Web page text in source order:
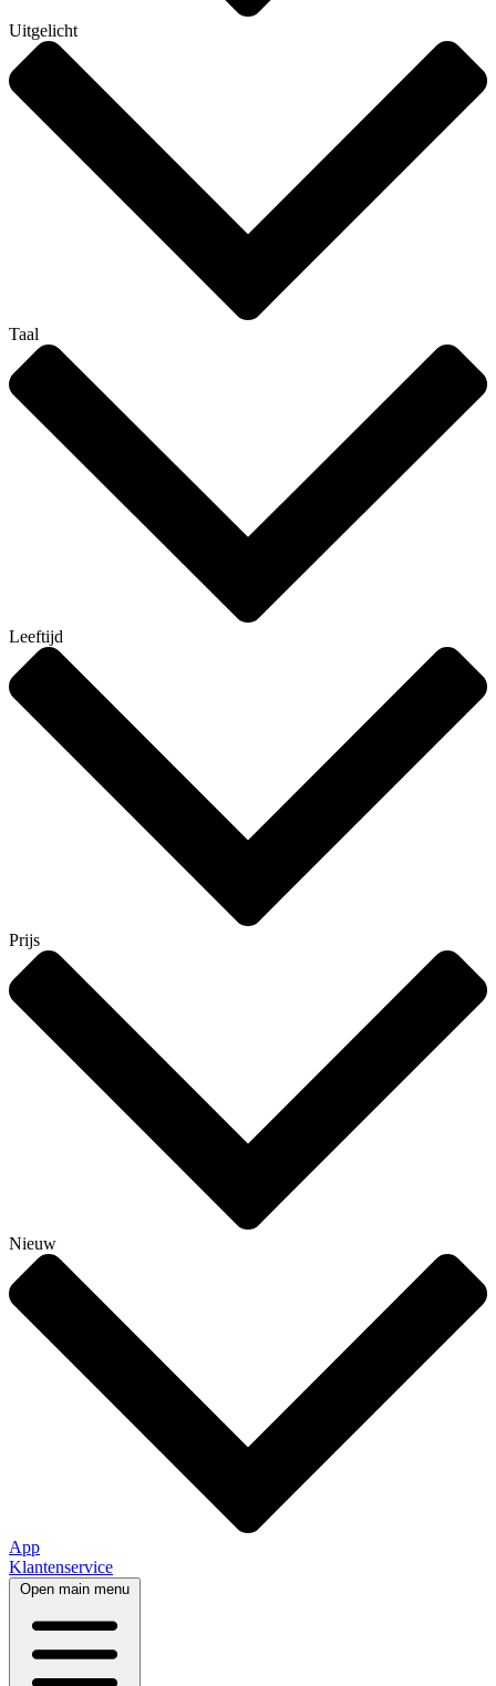
Uitgelicht
Taal
Leeftijd
Prijs
Nieuw
App
Klantenservice
Open main menu